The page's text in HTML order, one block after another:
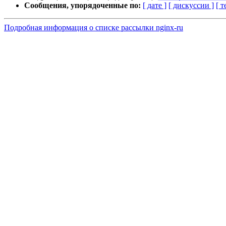
Сообщения, упорядоченные по: [ дате ] [ дискуссии ] [
Подробная информация о списке рассылки nginx-ru